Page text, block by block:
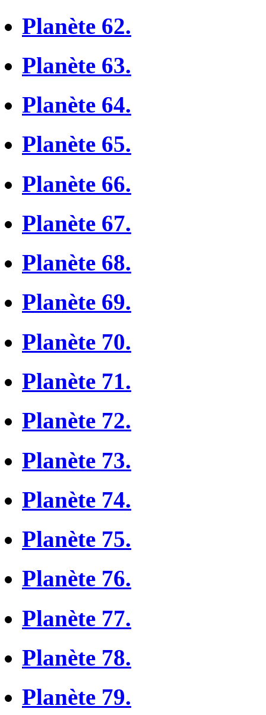
Planète 62.
Planète 63.
Planète 64.
Planète 65.
Planète 66.
Planète 67.
Planète 68.
Planète 69.
Planète 70.
Planète 71.
Planète 72.
Planète 73.
Planète 74.
Planète 75.
Planète 76.
Planète 77.
Planète 78.
Planète 79.